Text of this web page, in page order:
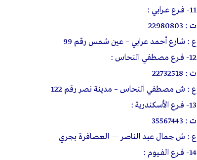
11- فــرع عــرابي :
ت : 22980803
ع : شارع أحمد عرابي – عين شمس رقم 99
12- فــرع مصطفي النحاس :
ت : 22732518
ع : ش مصطفي النحاس – مدينة نصر رقم 122
13- فــرع الأسكندرية :
ت : 35567443
ع : ش جمال عبد الناصر — العصافرة بجري
14- فــرع الفــيوم :